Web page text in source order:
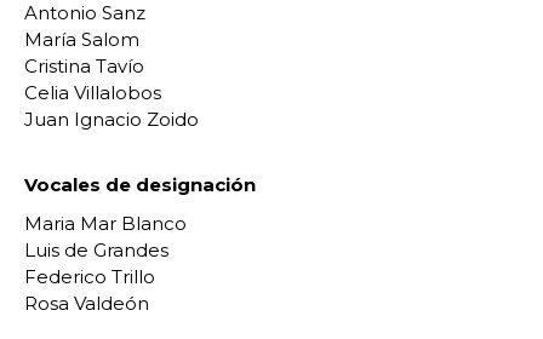
Antonio Sanz
María Salom
Cristina Tavío
Celia Villalobos
Juan Ignacio Zoido
Vocales de designación
Maria Mar Blanco
Luis de Grandes
Federico Trillo
Rosa Valdeón